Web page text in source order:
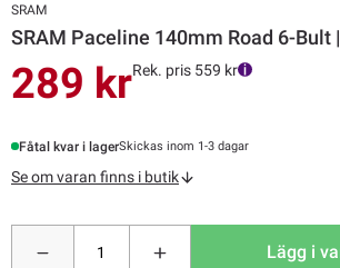
SRAM
SRAM Paceline 140mm Road 6-Bult
289 krRek. pris 559 kr
Fåtal kvar i lagerSkickas inom 1-3 dagar
Se om varan finns i butik
Lägg i